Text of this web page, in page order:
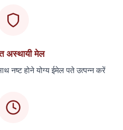
अस्थायी मेल
नष्ट होने योग्य ईमेल पते उत्पन्न करें